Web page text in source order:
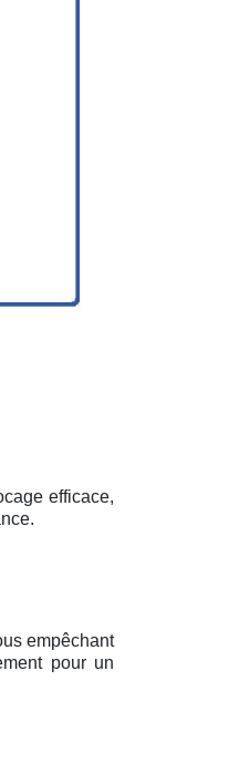
efficace,
empêchant
pour un